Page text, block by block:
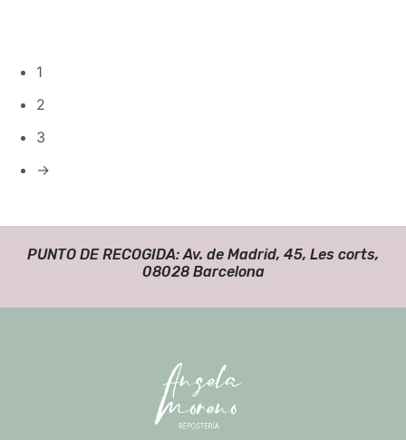
1
2
3
→
PUNTO DE RECOGIDA: Av. de Madrid, 45, Les corts,
08028 Barcelona